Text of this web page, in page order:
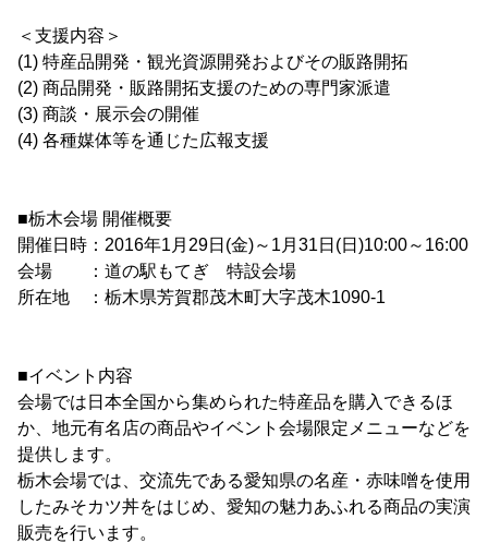
＜支援内容＞
(1) 特産品開発・観光資源開発およびその販路開拓
(2) 商品開発・販路開拓支援のための専門家派遣
(3) 商談・展示会の開催
(4) 各種媒体等を通じた広報支援
■栃木会場 開催概要
開催日時：2016年1月29日(金)～1月31日(日)10:00～16:00
会場 ：道の駅もてぎ 特設会場
所在地 ：栃木県芳賀郡茂木町大字茂木1090-1
■イベント内容
会場では日本全国から集められた特産品を購入できるほ
か、地元有名店の商品やイベント会場限定メニューなどを
提供します。
栃木会場では、交流先である愛知県の名産・赤味噌を使用
したみそカツ丼をはじめ、愛知の魅力あふれる商品の実演
販売を行います。